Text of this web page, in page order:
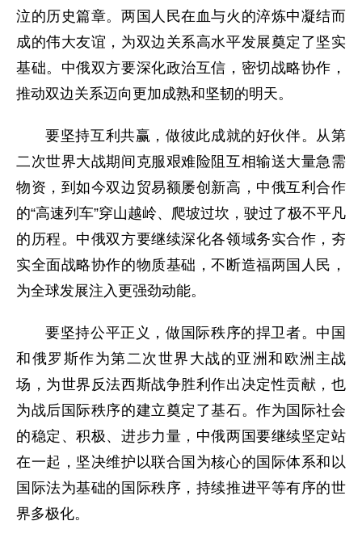
泣的历史篇章。两国人民在血与火的淬炼中凝结而
成的伟大友谊，为双边关系高水平发展奠定了坚实
基础。中俄双方要深化政治互信，密切战略协作，
推动双边关系迈向更加成熟和坚韧的明天。
要坚持互利共赢，做彼此成就的好伙伴。从第
二次世界大战期间克服艰难险阻互相输送大量急需
物资，到如今双边贸易额屡创新高，中俄互利合作
的“高速列车”穿山越岭、爬坡过坎，驶过了极不平凡
的历程。中俄双方要继续深化各领域务实合作，夯
实全面战略协作的物质基础，不断造福两国人民，
为全球发展注入更强劲动能。
要坚持公平正义，做国际秩序的捍卫者。中国
和俄罗斯作为第二次世界大战的亚洲和欧洲主战
场，为世界反法西斯战争胜利作出决定性贡献，也
为战后国际秩序的建立奠定了基石。作为国际社会
的稳定、积极、进步力量，中俄两国要继续坚定站
在一起，坚决维护以联合国为核心的国际体系和以
国际法为基础的国际秩序，持续推进平等有序的世
界多极化。